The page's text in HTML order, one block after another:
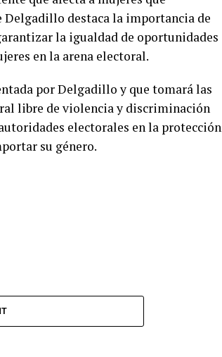
destaca la importancia de
la igualdad de oportunidades
en la arena electoral.
por Delgadillo y que tomará las
libre de violencia y discriminación
electorales en la protección
su género.